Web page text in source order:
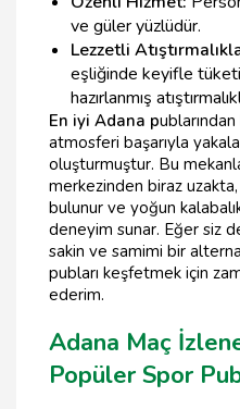
ve güler yüzlüdür.
Lezzetli
eşliğinde keyifle
hazırlanmış
En iyi Adana publarından
atmosferi başarıyla
oluşturmuştur. Bu
merkezinden biraz
bulunur ve yoğun
deneyim sunar. Eğer siz
sakin ve samimi bir
pubları keşfetmek için
ederim.
Adana Maç
Popüler Spor